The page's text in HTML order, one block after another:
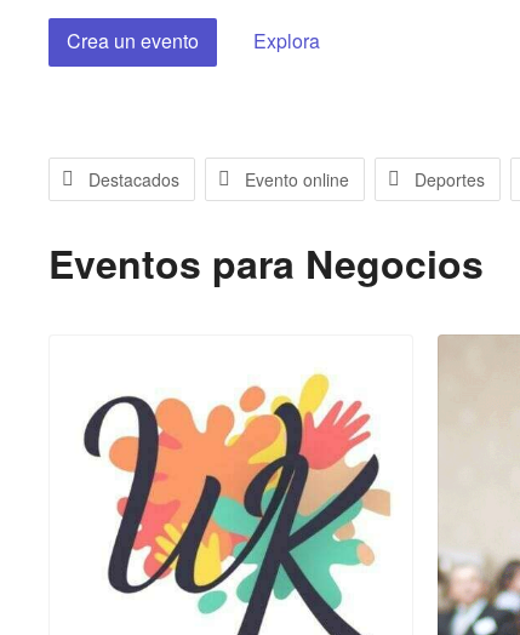
Crea un evento Explora
Destacados Evento online Deportes
Eventos para Negocios